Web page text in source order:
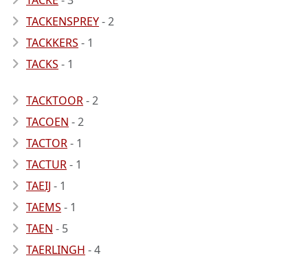
TACKENSPREY- 2
TACKKERS - 1
TACKS - 1
TACKTOOR- 2
TACOEN - 2
TACTOR- 1
TACTUR- 1
TAEIJ - 1
TAEMS - 1
TAEN - 5
TAERLINGH - 4